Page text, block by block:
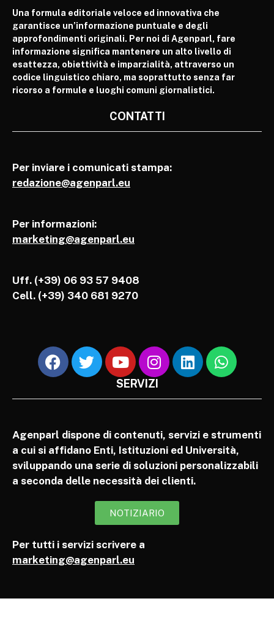
Una formula editoriale veloce ed innovativa che
garantisce un’informazione puntuale e degli
approfondimenti originali. Per noi di Agenparl, fare
informazione significa mantenere un alto livello di
esattezza, obiettività e imparzialità, attraverso un
codice linguistico chiaro, ma soprattutto senza far
ricorso a formule e luoghi comuni giornalistici.
CONTATTI
Per inviare i comunicati stampa:
redazione@agenparl.eu
Per informazioni:
marketing@agenparl.eu
Uff. (+39) 06 93 57 9408
Cell. (+39) 340 681 9270
SERVIZI
Agenparl dispone di contenuti, servizi e strumenti
a cui si affidano Enti, Istituzioni ed Università,
sviluppando una serie di soluzioni personalizzabili
a seconda delle necessità dei clienti.
NOTIZIARIO
Per tutti i servizi scrivere a
marketing@agenparl.eu